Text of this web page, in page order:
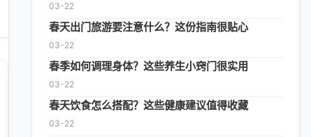
03-22
春天出门旅游要注意什么？这份指南很贴心
03-22
春季如何调理身体？这些养生小窍门很实用
03-22
春天饮食怎么搭配？这些健康建议值得收藏
03-22